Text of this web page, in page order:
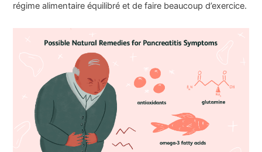
régime alimentaire équilibré et de faire beaucoup d’exercice.